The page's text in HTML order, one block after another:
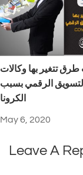
طرق تتغير بها وكالات
التسويق الرقمي بسبب
الكرونا
May 6, 2020
Leave A